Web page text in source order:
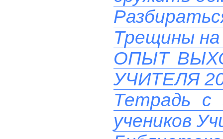
Трещины
ОПЫТ
УЧИТЕЛЯ
Тетрадь с
учеников